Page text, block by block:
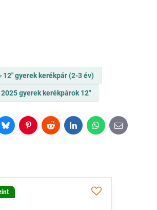
12" gyerek kerékpár (2-3 év)
2025 gyerek kerékpárok 12"
BlueskyPinterestRedditLinkedInWhatsApp
E-
mail